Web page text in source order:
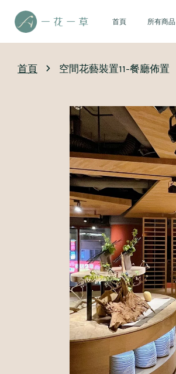
首頁 所有商品
首頁 › 空間花藝裝置11-餐廳佈置